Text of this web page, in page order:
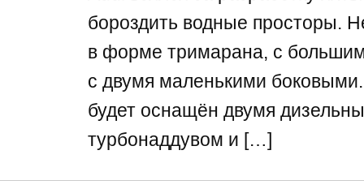
бороздить водные просторы.
в форме тримарана, с
с двумя маленькими
будет оснащён двумя
турбонаддувом и […]